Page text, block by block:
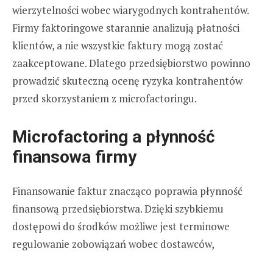
wierzytelności wobec wiarygodnych kontrahentów.
Firmy faktoringowe starannie analizują płatności
klientów, a nie wszystkie faktury mogą zostać
zaakceptowane. Dlatego przedsiębiorstwo powinno
prowadzić skuteczną ocenę ryzyka kontrahentów
przed skorzystaniem z microfactoringu.
Microfactoring a płynność
finansowa firmy
Finansowanie faktur znacząco poprawia płynność
finansową przedsiębiorstwa. Dzięki szybkiemu
dostępowi do środków możliwe jest terminowe
regulowanie zobowiązań wobec dostawców,